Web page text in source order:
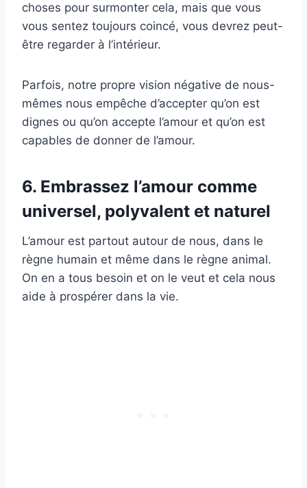
choses pour surmonter cela, mais que vous
vous sentez toujours coincé, vous devrez peut-
être regarder à l’intérieur.
Parfois, notre propre vision négative de nous-
mêmes nous empêche d’accepter qu’on est
dignes ou qu’on accepte l’amour et qu’on est
capables de donner de l’amour.
6. Embrassez l’amour comme
universel, polyvalent et naturel
L’amour est partout autour de nous, dans le
règne humain et même dans le règne animal.
On en a tous besoin et on le veut et cela nous
aide à prospérer dans la vie.